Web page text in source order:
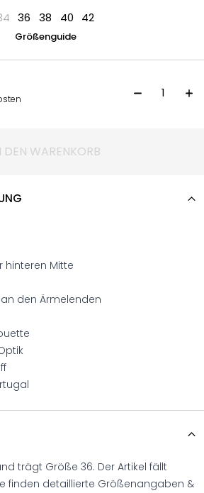
36 38 40 42
Größenguide
DEN WARENKORB
hinteren Mitte
den Ärmelenden
trägt Größe 36. Der Artikel fällt
finden detaillierte Größenangaben &